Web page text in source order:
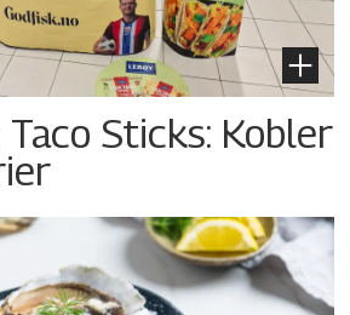
Sticks: Kobler